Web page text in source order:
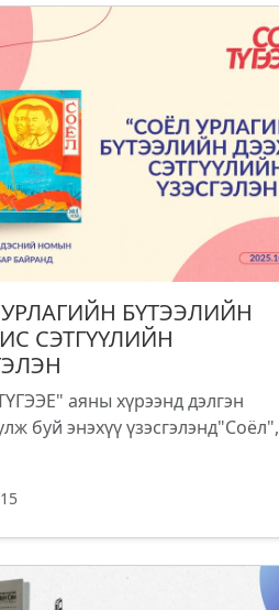
БҮТЭЭЛИЙН
СЭТГҮҮЛИЙН
аяны хүрээнд дэлгэн
буй энэхүү үзэсгэлэнд"Соёл",